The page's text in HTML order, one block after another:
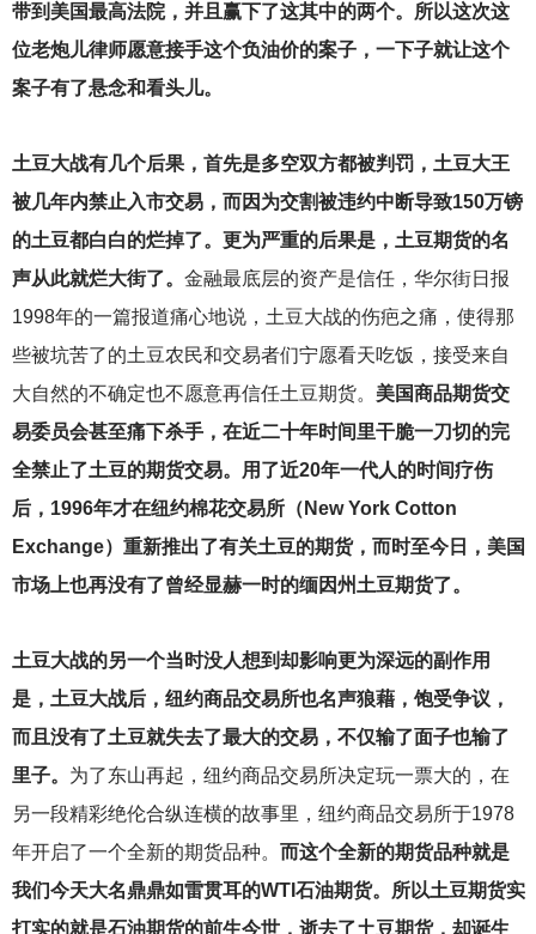
带到美国最高法院，并且赢下了这其中的两个。所以这次这
位老炮儿律师愿意接手这个负油价的案子，一下子就让这个
案子有了悬念和看头儿。
土豆大战有几个后果，首先是多空双方都被判罚，土豆大王
被几年内禁止入市交易，而因为交割被违约中断导致150万镑
的土豆都白白的烂掉了。更为严重的后果是，土豆期货的名
声从此就烂大街了。 金融最底层的资产是信任，华尔街日报
1998年的一篇报道痛心地说，土豆大战的伤疤之痛，使得那
些被坑苦了的土豆农民和交易者们宁愿看天吃饭，接受来自
大自然的不确定也不愿意再信任土豆期货。 美国商品期货交
易委员会甚至痛下杀手，在近二十年时间里干脆一刀切的完
全禁止了土豆的期货交易。用了近20年一代人的时间疗伤
后，1996年才在纽约棉花交易所（New York Cotton
Exchange）重新推出了有关土豆的期货，而时至今日，美国
市场上也再没有了曾经显赫一时的缅因州土豆期货了。
土豆大战的另一个当时没人想到却影响更为深远的副作用
是，土豆大战后，纽约商品交易所也名声狼藉，饱受争议，
而且没有了土豆就失去了最大的交易，不仅输了面子也输了
里子。 为了东山再起，纽约商品交易所决定玩一票大的，在
另一段精彩绝伦合纵连横的故事里，纽约商品交易所于1978
年开启了一个全新的期货品种。 而这个全新的期货品种就是
我们今天大名鼎鼎如雷贯耳的WTI石油期货。所以土豆期货实
打实的就是石油期货的前生今世，逝去了土豆期货，却诞生